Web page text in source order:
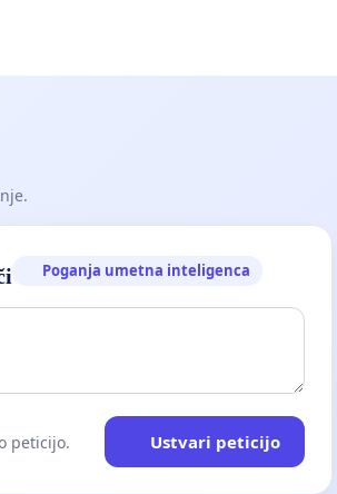
Poganja umetna inteligenca
peticijo. Ustvari peticijo